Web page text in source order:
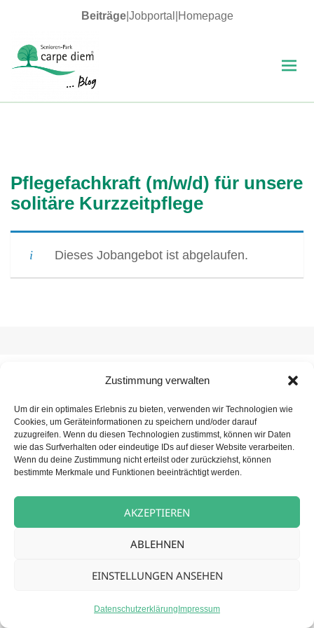
Zustimmung verwalten
Um dir ein optimales Erlebnis zu bieten, verwenden wir Technologien wie
Cookies, um Geräteinformationen zu speichern und/oder darauf
zuzugreifen. Wenn du diesen Technologien zustimmst, können wir Daten
wie das Surfverhalten oder eindeutige IDs auf dieser Website verarbeiten.
Wenn du deine Zustimmung nicht erteilst oder zurückziehst, können
bestimmte Merkmale und Funktionen beeinträchtigt werden.
AKZEPTIEREN
ABLEHNEN
EINSTELLUNGEN ANSEHEN
Datenschutzerklärung Impressum
Beiträge| Jobportal Homepage
Pflegefachkraft (m/w/d) für unsere
solitäre Kurzzeitpflege
Dieses Jobangebot ist abgelaufen.
Beitragsnavigation
Nächster
Beitrag:
Betreuungskraft (m/w/d) für unsere
Tagespflege
Datenschutz Stolz präsentiert von WordPress